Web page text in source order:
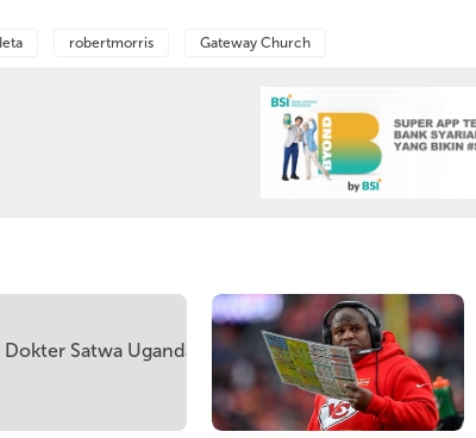
robertmorris Gateway Church